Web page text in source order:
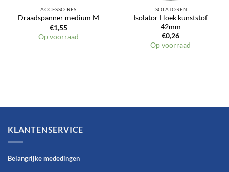
ACCESSOIRES
Draadspanner medium M
€1,55
Op voorraad
ISOLATOREN
Isolator Hoek kunststof
42mm
€0,26
Op voorraad
KLANTENSERVICE
Belangrijke mededingen